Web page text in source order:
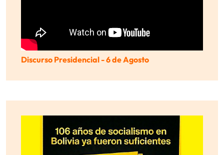
Discurso Presidencial - 6 de Agosto